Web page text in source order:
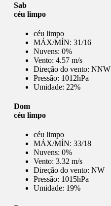
Sab
céu limpo
céu limpo
MÁX/MÍN: 31/16
Nuvens: 0%
Vento: 4.57 m/s
Direção do vento: NNW
Pressão: 1012hPa
Umidade: 22%
Dom
céu limpo
céu limpo
MÁX/MÍN: 33/18
Nuvens: 0%
Vento: 3.32 m/s
Direção do vento: NW
Pressão: 1015hPa
Umidade: 19%